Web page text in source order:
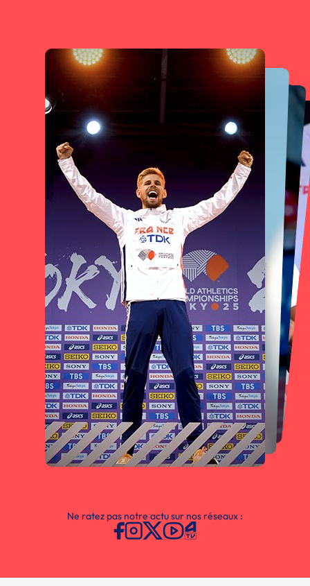
Ne ratez pas notre actu sur nos réseaux :